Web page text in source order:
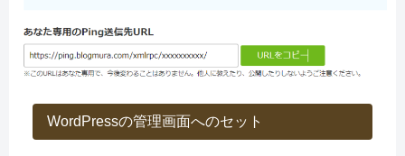
WordPressの管理画面へのセット